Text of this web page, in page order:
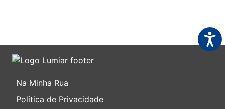
Na Minha Rua
Política de Privacidade